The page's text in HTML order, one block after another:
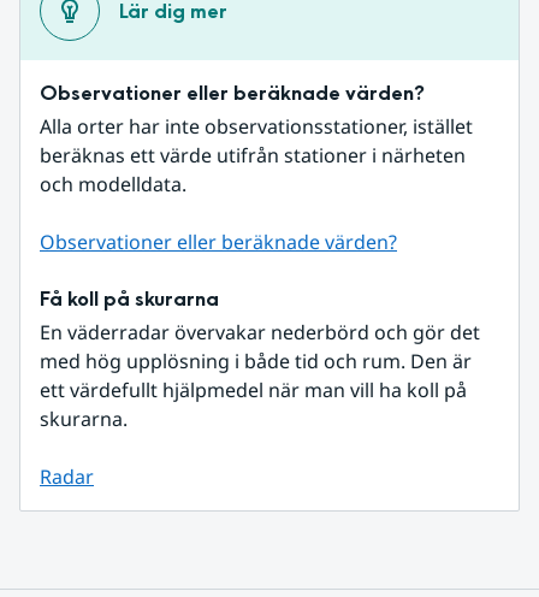
Lär dig mer
Observationer eller beräknade värden?
Alla orter har inte observationsstationer, istället
beräknas ett värde utifrån stationer i närheten
och modelldata.
Observationer eller beräknade värden?
Få koll på skurarna
En väderradar övervakar nederbörd och gör det
med hög upplösning i både tid och rum. Den är
ett värdefullt hjälpmedel när man vill ha koll på
skurarna.
Radar